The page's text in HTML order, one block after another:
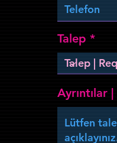
Talep
Ayrıntılar